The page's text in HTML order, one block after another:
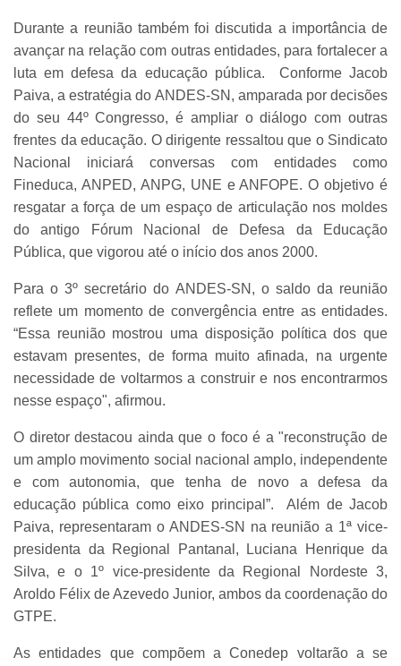
Durante a reunião também foi discutida a importância de
avançar na relação com outras entidades, para fortalecer a
luta em defesa da educação pública. Conforme Jacob
Paiva, a estratégia do ANDES-SN, amparada por decisões
do seu 44º Congresso, é ampliar o diálogo com outras
frentes da educação. O dirigente ressaltou que o Sindicato
Nacional iniciará conversas com entidades como
Fineduca, ANPED, ANPG, UNE e ANFOPE. O objetivo é
resgatar a força de um espaço de articulação nos moldes
do antigo Fórum Nacional de Defesa da Educação
Pública, que vigorou até o início dos anos 2000.
Para o 3º secretário do ANDES-SN, o saldo da reunião
reflete um momento de convergência entre as entidades.
“Essa reunião mostrou uma disposição política dos que
estavam presentes, de forma muito afinada, na urgente
necessidade de voltarmos a construir e nos encontrarmos
nesse espaço", afirmou.
O diretor destacou ainda que o foco é a "reconstrução de
um amplo movimento social nacional amplo, independente
e com autonomia, que tenha de novo a defesa da
educação pública como eixo principal”. Além de Jacob
Paiva, representaram o ANDES-SN na reunião a 1ª vice-
presidenta da Regional Pantanal, Luciana Henrique da
Silva, e o 1º vice-presidente da Regional Nordeste 3,
Aroldo Félix de Azevedo Junior, ambos da coordenação do
GTPE.
As entidades que compõem a Conedep voltarão a se